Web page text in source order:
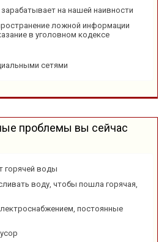
на нашей наивности
ложной информации
в уголовном кодексе
сетями
проблемы вы сейчас
горячей воды
воду, чтобы пошла горячая,
постоянные